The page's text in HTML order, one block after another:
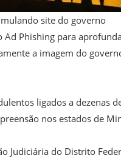
site do governo
Ad Phishing para
a imagem do
ligados a dezenas
nos estados de
Judiciária do Distrito